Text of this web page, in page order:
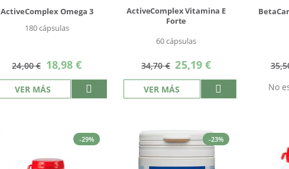
ActiveComplex Omega 3
180 cápsulas
24,00 € Precio
especial
18,98 €
VER MÁS
ActiveComplex Vitamina E
Forte
60 cápsulas
34,70 € Precio
especial
25,19 €
VER MÁS No
-29% -23%